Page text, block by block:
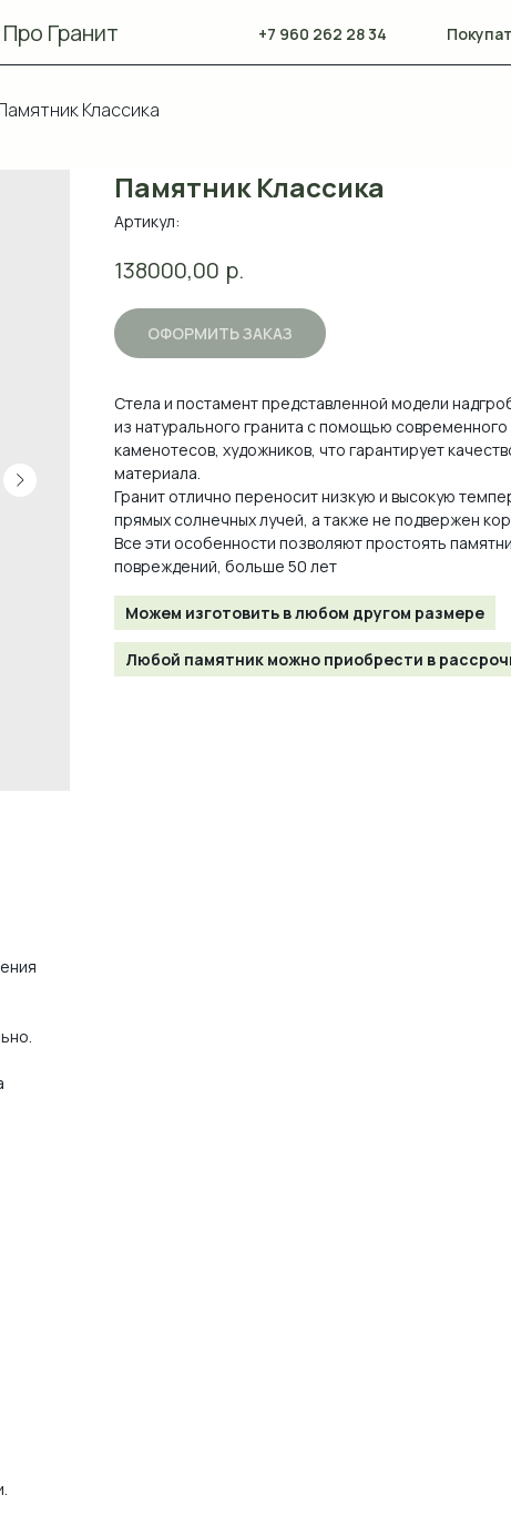
+7 960 262 28 34
Про Гранит
Классика
Памятник Классика
Артикул:
138000,00 р.
ОФОРМИТЬ ЗАКАЗ
Стела и постамент представленной модели
из натурального гранита с помощью
каменотесов, художников, что гарантирует
материала.
Гранит отлично переносит низкую и высокую
прямых солнечных лучей, а также не подвержен
Все эти особенности позволяют простоять
повреждений, больше 50 лет
Можем изготовить в любом другом размере
Любой памятник можно приобрести в